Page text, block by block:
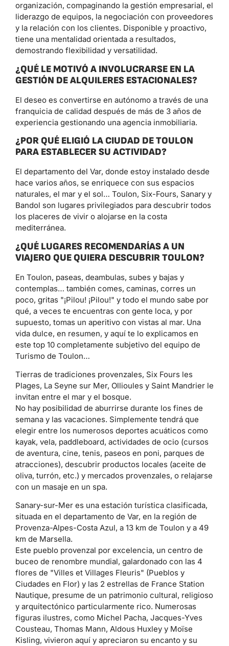
organización, compaginando la gestión empresarial, el
liderazgo de equipos, la negociación con proveedores
y la relación con los clientes. Disponible y proactivo,
tiene una mentalidad orientada a resultados,
demostrando flexibilidad y versatilidad.
¿QUÉ LE MOTIVÓ A INVOLUCRARSE EN LA
GESTIÓN DE ALQUILERES ESTACIONALES?
El deseo es convertirse en autónomo a través de una
franquicia de calidad después de más de 3 años de
experiencia gestionando una agencia inmobiliaria.
¿POR QUÉ ELIGIÓ LA CIUDAD DE TOULON
PARA ESTABLECER SU ACTIVIDAD?
El departamento del Var, donde estoy instalado desde
hace varios años, se enriquece con sus espacios
naturales, el mar y el sol… Toulon, Six-Fours, Sanary y
Bandol son lugares privilegiados para descubrir todos
los placeres de vivir o alojarse en la costa
mediterránea.
¿QUÉ LUGARES RECOMENDARÍAS A UN
VIAJERO QUE QUIERA DESCUBRIR TOULON?
En Toulon, paseas, deambulas, subes y bajas y
contemplas… también comes, caminas, corres un
poco, gritas "¡Pilou! ¡Pilou!" y todo el mundo sabe por
qué, a veces te encuentras con gente loca, y por
supuesto, tomas un aperitivo con vistas al mar. Una
vida dulce, en resumen, y aquí te lo explicamos en
este top 10 completamente subjetivo del equipo de
Turismo de Toulon…
Tierras de tradiciones provenzales, Six Fours les
Plages, La Seyne sur Mer, Ollioules y Saint Mandrier le
invitan entre el mar y el bosque.
No hay posibilidad de aburrirse durante los fines de
semana y las vacaciones. Simplemente tendrá que
elegir entre los numerosos deportes acuáticos como
kayak, vela, paddleboard, actividades de ocio (cursos
de aventura, cine, tenis, paseos en poni, parques de
atracciones), descubrir productos locales (aceite de
oliva, turrón, etc.) y mercados provenzales, o relajarse
con un masaje en un spa.
Sanary-sur-Mer es una estación turística clasificada,
situada en el departamento de Var, en la región de
Provenza-Alpes-Costa Azul, a 13 km de Toulon y a 49
km de Marsella.
Este pueblo provenzal por excelencia, un centro de
buceo de renombre mundial, galardonado con las 4
flores de "Villes et Villages Fleuris" (Pueblos y
Ciudades en Flor) y las 2 estrellas de France Station
Nautique, presume de un patrimonio cultural, religioso
y arquitectónico particularmente rico. Numerosas
figuras ilustres, como Michel Pacha, Jacques-Yves
Cousteau, Thomas Mann, Aldous Huxley y Moïse
Kisling, vivieron aquí y apreciaron su encanto y su